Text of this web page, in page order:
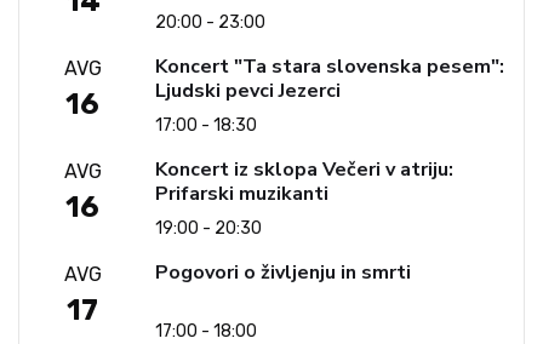
narodno-zabavne glasbe
20:00 - 23:00
AVG
16
Koncert "Ta stara slovenska pesem":
Ljudski pevci Jezerci
17:00 - 18:30
AVG
16
Koncert iz sklopa Večeri v atriju:
Prifarski muzikanti
19:00 - 20:30
AVG
17
Pogovori o življenju in smrti
17:00 - 18:00